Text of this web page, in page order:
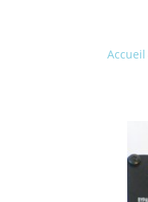
Accueil